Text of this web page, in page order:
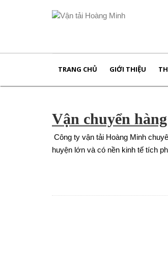
TRANG CHỦ GIỚI THIỆU
Vận chuyển
Công ty vận tải Hoàng Minh
huyện lớn và có nền kinh tế tích